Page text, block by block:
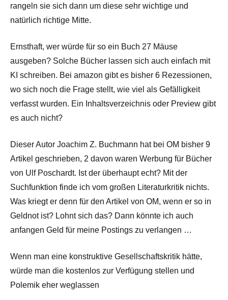
rangeln sie sich dann um diese sehr wichtige und
natürlich richtige Mitte.
Ernsthaft, wer würde für so ein Buch 27 Mäuse
ausgeben? Solche Bücher lassen sich auch einfach mit
KI schreiben. Bei amazon gibt es bisher 6 Rezessionen,
wo sich noch die Frage stellt, wie viel als Gefälligkeit
verfasst wurden. Ein Inhaltsverzeichnis oder Preview gibt
es auch nicht?
Dieser Autor Joachim Z. Buchmann hat bei OM bisher 9
Artikel geschrieben, 2 davon waren Werbung für Bücher
von Ulf Poschardt. Ist der überhaupt echt? Mit der
Suchfunktion finde ich vom großen Literaturkritik nichts.
Was kriegt er denn für den Artikel von OM, wenn er so in
Geldnot ist? Lohnt sich das? Dann könnte ich auch
anfangen Geld für meine Postings zu verlangen …
Wenn man eine konstruktive Gesellschaftskritik hätte,
würde man die kostenlos zur Verfügung stellen und
Polemik eher weglassen